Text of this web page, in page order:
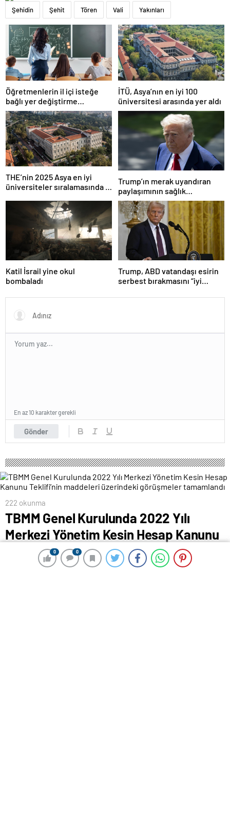
0 0
Şehidin Şehit Tören Vali Yakınları
Öğretmenlerin il içi isteğe
bağlı yer değiştirme
başvuruları ne zaman?
İTÜ, Asya’nın en iyi 100
üniversitesi arasında yer aldı
THE’nin 2025 Asya en iyi
üniversiteler sıralamasında 4
Trump’ın merak uyandıran
paylaşımının sağlık
sistemiyle ilgili kararname
olduğu anlaşıldı
Katil İsrail yine okul
bombaladı
Trump, ABD vatandaşı esirin
serbest bırakmasını “iyi
olarak değerlendirdi
Gönder
En az 10 karakter gerekli
222 okunma
TBMM Genel Kurulunda 2022 Yılı
Merkezi Yönetim Kesin Hesap Kanunu
Teklifi’nin maddeleri üzerindeki
görüşmeler tamamlandı
0 0